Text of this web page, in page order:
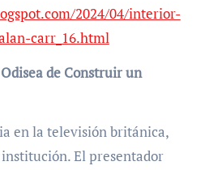
2024/04/interior-
carr_16.html
de Construir un
en la televisión británica,
institución. El presentador